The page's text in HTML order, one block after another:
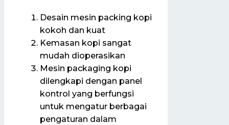
Desain mesin packing kopi
kokoh dan kuat
Kemasan kopi sangat
mudah dioperasikan
Mesin packaging kopi
dilengkapi dengan panel
kontrol yang berfungsi
untuk mengatur berbagai
pengaturan dalam